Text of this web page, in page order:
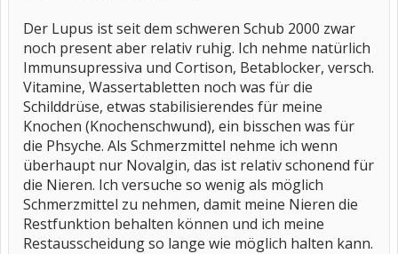
Der Lupus ist seit dem schweren Schub 2000 zwar
noch present aber relativ ruhig. Ich nehme natürlich
Immunsupressiva und Cortison, Betablocker, versch.
Vitamine, Wassertabletten noch was für die
Schilddrüse, etwas stabilisierendes für meine
Knochen (Knochenschwund), ein bisschen was für
die Phsyche. Als Schmerzmittel nehme ich wenn
überhaupt nur Novalgin, das ist relativ schonend für
die Nieren. Ich versuche so wenig als möglich
Schmerzmittel zu nehmen, damit meine Nieren die
Restfunktion behalten können und ich meine
Restausscheidung so lange wie möglich halten kann.